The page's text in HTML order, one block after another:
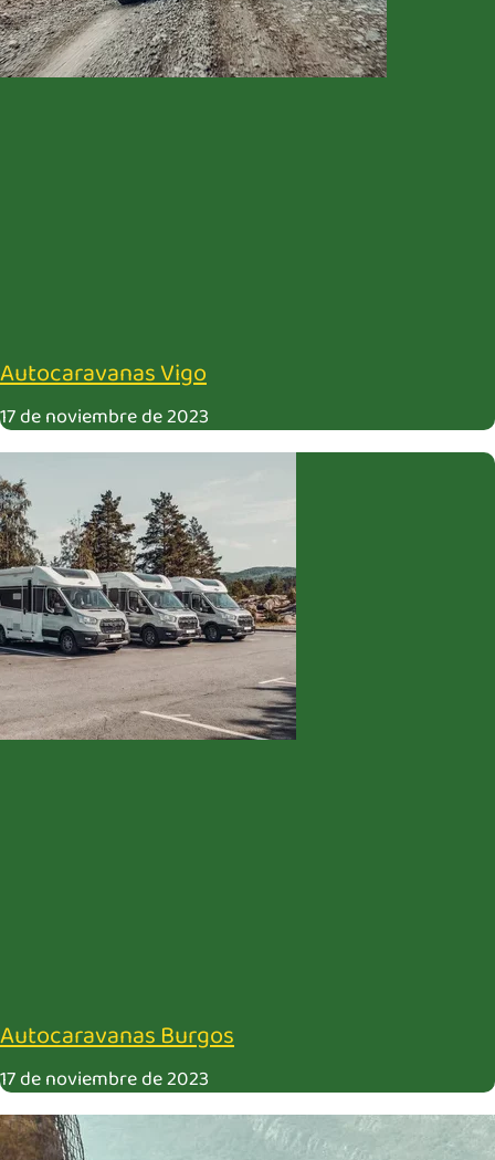
Autocaravanas Vigo
17 de noviembre de 2023
Autocaravanas Burgos
17 de noviembre de 2023